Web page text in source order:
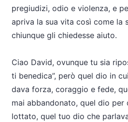
pregiudizi, odio e violenza, e
apriva la sua vita così come la
chiunque gli chiedesse aiuto.
Ciao David, ovunque tu sia
ti benedica”, però quel dio in
dava forza, coraggio e fede,
mai abbandonato, quel dio per
lottato, quel tuo dio che